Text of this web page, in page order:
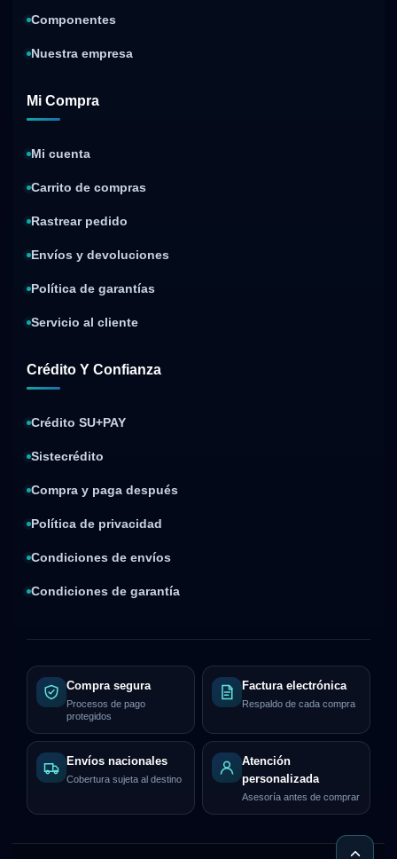
Componentes
Nuestra empresa
Mi Compra
Mi cuenta
Carrito de compras
Rastrear pedido
Envíos y devoluciones
Política de garantías
Servicio al cliente
Crédito Y Confianza
Crédito SU+PAY
Sistecrédito
Compra y paga después
Política de privacidad
Condiciones de envíos
Condiciones de garantía
Compra segura
Procesos de pago
protegidos
Factura electrónica
Respaldo de cada compra
Envíos nacionales
Cobertura sujeta al destino
Atención
personalizada
Asesoría antes de comprar